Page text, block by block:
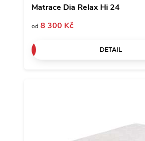
Matrace Dia Relax Hi 24
od 8 300 Kč
DETAIL